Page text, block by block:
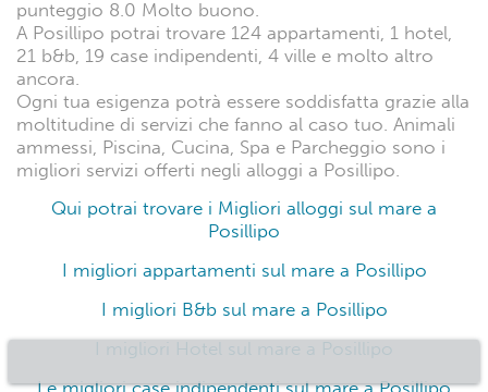
punteggio 8.0 Molto buono.
A Posillipo potrai trovare 124 appartamenti, 1 hotel,
21 b&b, 19 case indipendenti, 4 ville e molto altro
ancora.
Ogni tua esigenza potrà essere soddisfatta grazie alla
moltitudine di servizi che fanno al caso tuo. Animali
ammessi, Piscina, Cucina, Spa e Parcheggio sono i
migliori servizi offerti negli alloggi a Posillipo.
Qui potrai trovare i Migliori alloggi sul mare a
Posillipo
I migliori appartamenti sul mare a Posillipo
I migliori B&b sul mare a Posillipo
I migliori Hotel sul mare a Posillipo